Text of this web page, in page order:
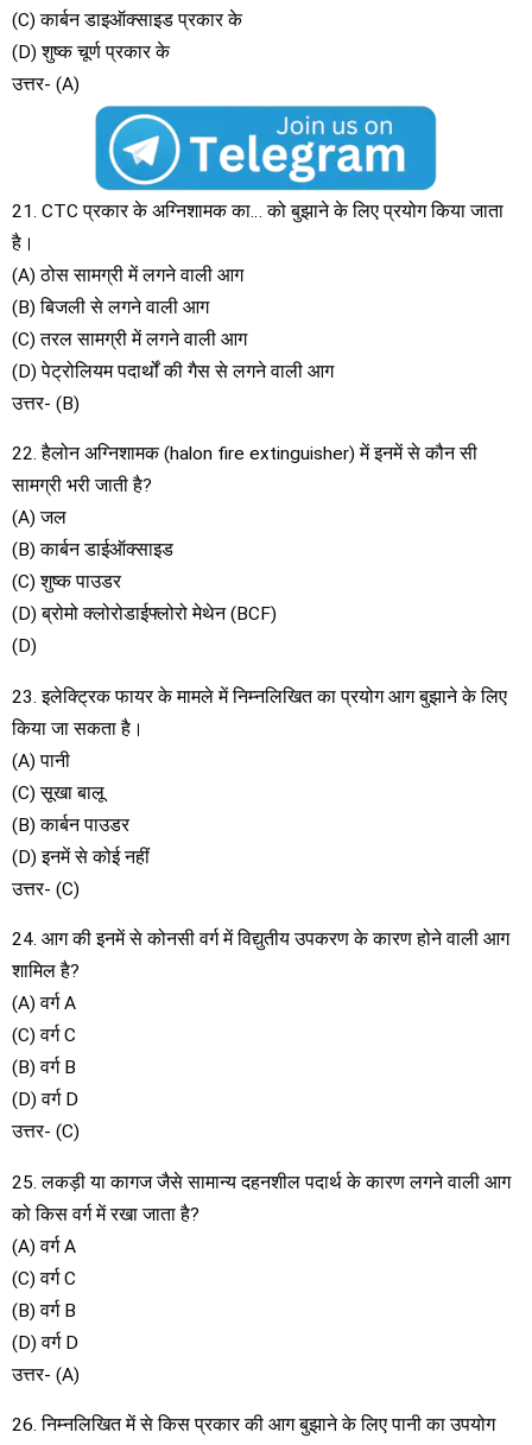
(C) कार्बन डाइऑक्साइड प्रकार के
(D) शुष्क चूर्ण प्रकार के
उत्तर- (A)
21. CTC प्रकार के अग्निशामक का… को बुझाने के लिए प्रयोग किया जाता
है।
(A) ठोस सामग्री में लगने वाली आग
(B) बिजली से लगने वाली आग
(C) तरल सामग्री में लगने वाली आग
(D) पेट्रोलियम पदार्थों की गैस से लगने वाली आग
उत्तर- (B)
22. हैलोन अग्निशामक (halon fire extinguisher) में इनमें से कौन सी
सामग्री भरी जाती है?
(A) जल
(B) कार्बन डाईऑक्साइड
(C) शुष्क पाउडर
(D) ब्रोमो क्लोरोडाईफ्लोरो मेथेन (BCF)
(D)
23. इलेक्ट्रिक फायर के मामले में निम्नलिखित का प्रयोग आग बुझाने के लिए
किया जा सकता है।
(A) पानी
(C) सूखा बालू
(B) कार्बन पाउडर
(D) इनमें से कोई नहीं
उत्तर- (C)
24. आग की इनमें से कोनसी वर्ग में विद्युतीय उपकरण के कारण होने वाली आग
शामिल है?
(A) वर्ग A
(C) वर्ग C
(B) वर्ग B
(D) वर्ग D
उत्तर- (C)
25. लकड़ी या कागज जैसे सामान्य दहनशील पदार्थ के कारण लगने वाली आग
को किस वर्ग में रखा जाता है?
(A) वर्ग A
(C) वर्ग C
(B) वर्ग B
(D) वर्ग D
उत्तर- (A)
26. निम्नलिखित में से किस प्रकार की आग बुझाने के लिए पानी का उपयोग